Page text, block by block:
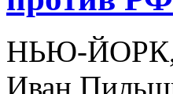
НЬЮ-ЙОРК,
Иван